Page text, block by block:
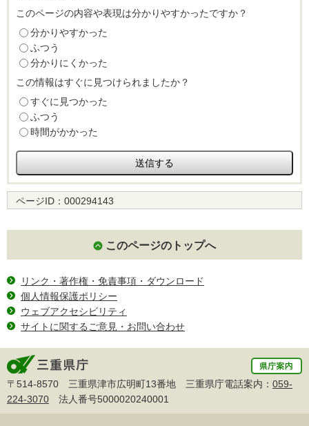
このページの内容や表現は分かりやすかったですか？
分かりやすかった
ふつう
分かりにくかった
この情報はすぐに見つけられましたか？
すぐに見つかった
ふつう
時間がかかった
ページID： 000294143
このページのトップへ
リンク・著作権・免責事項・ダウンロード
個人情報保護ポリシー
ウェブアクセシビリティ
サイトに関するご意見・お問い合わせ
〒514-8570 三重県津市広明町13番地 三重県庁電話案内： 059-
224-3070 法人番号5000020240001